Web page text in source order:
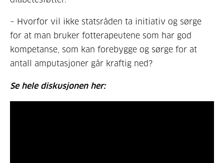
– Hvorfor vil ikke statsråden ta initiativ og sørge
for at man bruker fotterapeutene som har god
kompetanse, som kan forebygge og sørge for at
antall amputasjoner går kraftig ned?
Se hele diskusjonen her: